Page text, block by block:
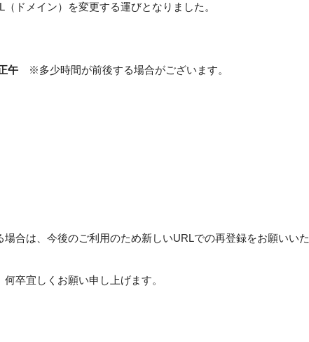
ドメイン）を変更する運びとなりました。
午 ※多少時間が前後する場合がございます。
合は、今後のご利用のため新しいURLでの再登録をお願いいた
卒宜しくお願い申し上げます。